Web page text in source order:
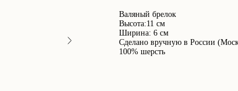
Валяный брелок
Высота:11 см
Ширина: 6 см
Сделано вручную в России
100% шерсть